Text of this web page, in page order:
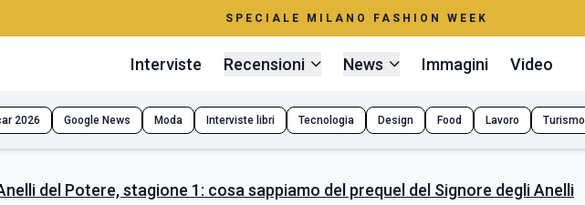
SPECIALE MILANO FASHION WEEK
Interviste Recensioni News Immagini Video
2026 Google News Moda Interviste libri Tecnologia Design Food Lavoro Turismo
del Potere, stagione 1: cosa sappiamo del prequel del Signore degli Anelli